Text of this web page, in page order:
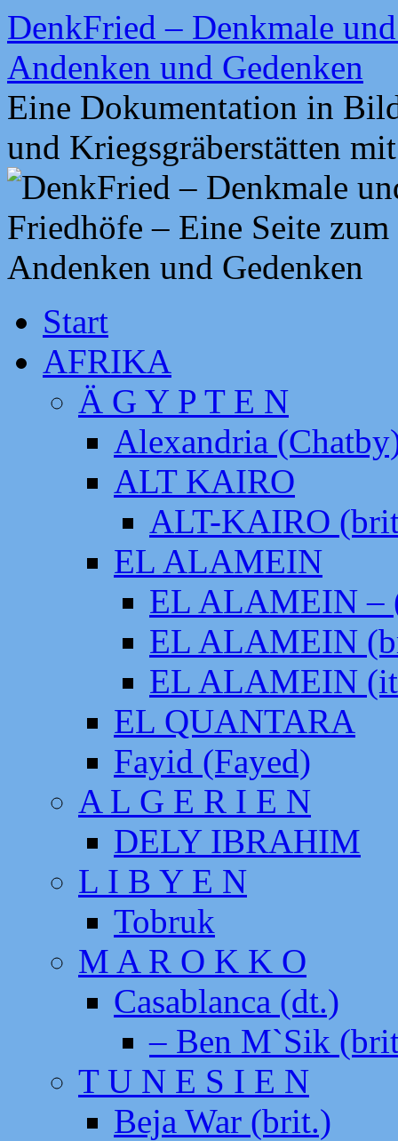
Zum
Inhalt
springen
DenkFried – Denkmale
Andenken und Gedenken
Eine Dokumentation in
und Kriegsgräberstätten
Start
AFRIKA
Ä G Y P T E N
Alexandria
ALT KAIRO
ALT-KAIRO
EL ALAMEIN
EL ALAMEIN –
EL ALAMEIN
EL ALAMEIN
EL QUANTARA
Fayid (Fayed)
A L G E R I E N
DELY IBRAHIM
L I B Y E N
Tobruk
M A R O K K O
Casablanca (dt.)
– Ben M`Sik
T U N E S I E N
Beja War (brit.)